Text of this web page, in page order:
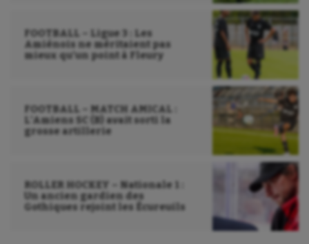
FOOTBALL – Ligue 3 : Les
Amiénois ne méritaient pas
mieux qu’un point à Fleury
FOOTBALL – MATCH AMICAL :
L’Amiens SC (B) avait sorti la
grosse artillerie
ROLLER HOCKEY – Nationale 1 :
Un ancien gardien des
Gothiques rejoint les Écureuils